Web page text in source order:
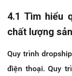
4.1 Tìm hiểu
chất lượng
Quy trình
điện thoại. Quy